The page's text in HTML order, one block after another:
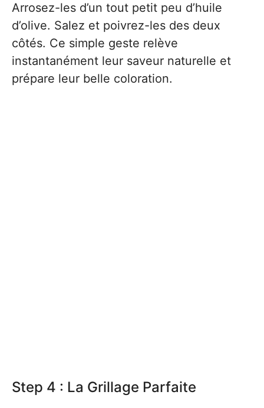
Arrosez-les d’un tout petit peu d’huile
d’olive. Salez et poivrez-les des deux
côtés. Ce simple geste relève
instantanément leur saveur naturelle et
prépare leur belle coloration.
Step 4 : La Grillage Parfaite